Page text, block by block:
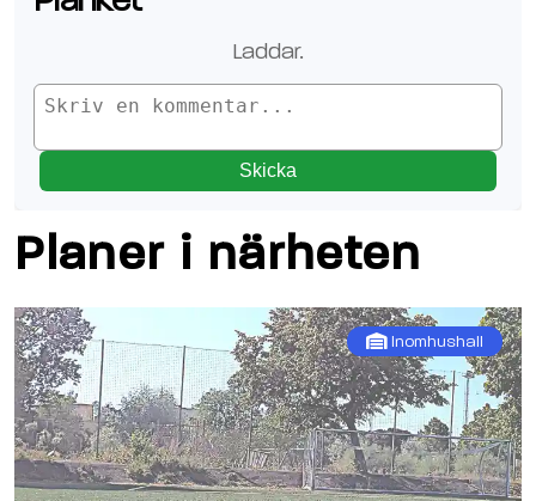
Laddar..
Skicka
Planer i närheten
Inomhushall